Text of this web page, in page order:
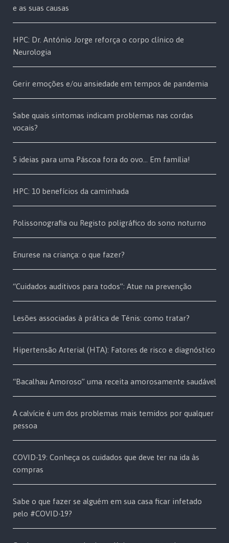
e as suas causas
HPC: Dr. António Jorge reforça o corpo clínico de
Neurologia
Gerir emoções e/ou ansiedade em tempos de pandemia
Sabe quais sintomas indicam problemas nas cordas
vocais?
5 ideias para uma Páscoa fora do ovo… Em família!
HPC: 10 benefícios da caminhada
Polissonografia ou Registo poligráfico do sono noturno
Enurese na criança: o que fazer?
“Cuidados auditivos para todos”: Atue na prevenção
Lesões associadas à prática de Ténis: como tratar?
Hipertensão Arterial (HTA): Fatores de risco e diagnóstico
“Bacalhau Amoroso” uma receita amorosamente saudável
A calvície é um dos problemas mais temidos por qualquer
pessoa
COVID-19: Conheça os cuidados que deve ter na ida às
compras
Sabe o que fazer se alguém em sua casa ficar infetado
pelo #COVID-19?